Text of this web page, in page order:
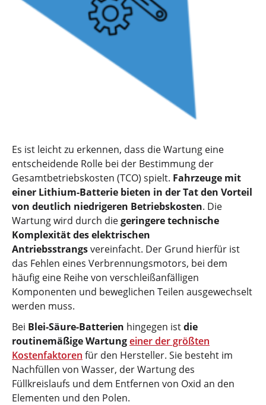
Es ist leicht zu erkennen, dass die Wartung eine
entscheidende Rolle bei der Bestimmung der
Gesamtbetriebskosten (TCO) spielt. Fahrzeuge mit
einer Lithium-Batterie bieten in der Tat den Vorteil
von deutlich niedrigeren Betriebskosten. Die
Wartung wird durch diegeringere technische
Komplexität des elektrischen
Antriebsstrangsvereinfacht. Der Grund hierfür ist
das Fehlen eines Verbrennungsmotors, bei dem
häufig eine Reihe von verschleißanfälligen
Komponenten und beweglichen Teilen ausgewechselt
werden muss.
Bei Blei-Säure-Batterien hingegen istdie
routinemäßige Wartungeiner der größten
Kostenfaktoren für den Hersteller. Sie besteht im
Nachfüllen von Wasser, der Wartung des
Füllkreislaufs und dem Entfernen von Oxid an den
Elementen und den Polen.